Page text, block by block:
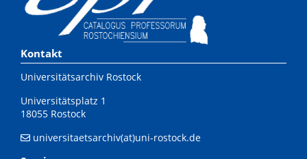
Kontakt
Universitätsarchiv Rostock
Universitätsplatz 1
18055 Rostock
universitaetsarchiv(at)uni-rostock.de